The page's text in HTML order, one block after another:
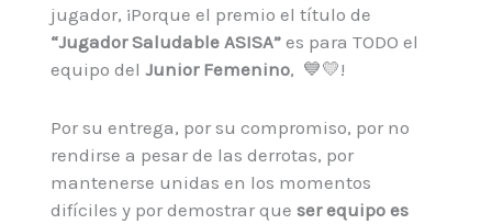
jugador, ¡Porque el premio el título de
“Jugador Saludable ASISA” es para TODO el
equipo del Junior Femenino, 💙💛!
Por su entrega, por su compromiso, por no
rendirse a pesar de las derrotas, por
mantenerse unidas en los momentos
difíciles y por demostrar que ser equipo es